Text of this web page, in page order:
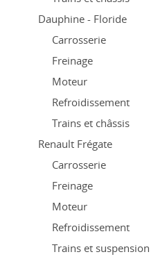
Dauphine - Floride
Carrosserie
Freinage
Moteur
Refroidissement
Trains et châssis
Renault Frégate
Carrosserie
Freinage
Moteur
Refroidissement
Trains et suspension